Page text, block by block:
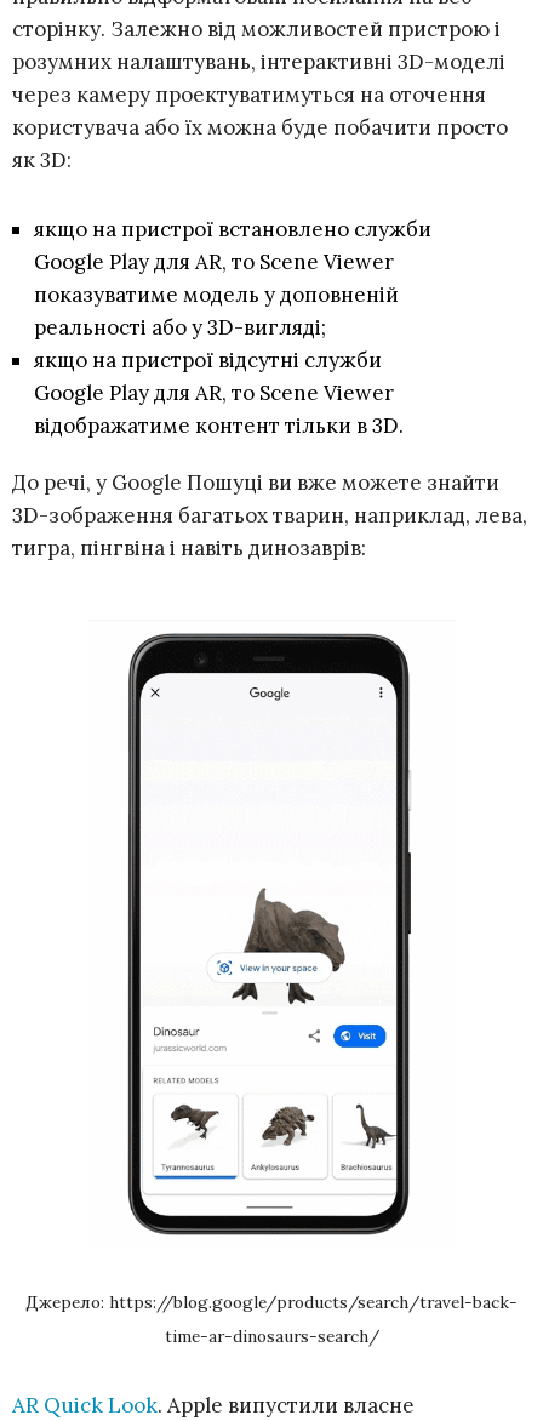
сторінку. Залежно від можливостей пристрою і
розумних налаштувань, інтерактивні 3D-моделі
через камеру проектуватимуться на оточення
користувача або їх можна буде побачити просто
як 3D:
якщо на пристрої встановлено служби
Google Play для AR, то Scene Viewer
показуватиме модель у доповненій
реальності або у 3D-вигляді;
якщо на пристрої відсутні служби
Google Play для AR, то Scene Viewer
відображатиме контент тільки в 3D.
До речі, у Google Пошуці ви вже можете знайти
3D-зображення багатьох тварин, наприклад, лева,
тигра, пінгвіна і навіть динозаврів:
Джерело: https://blog.google/products/search/travel-back-
time-ar-dinosaurs-search/
AR Quick Look. Apple випустили власне